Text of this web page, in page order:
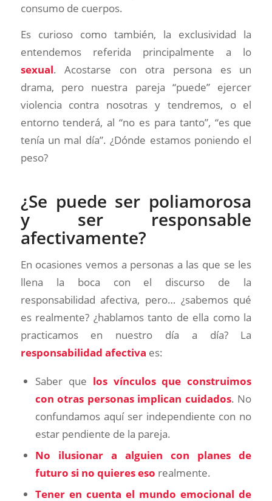
consumo de cuerpos.
Es curioso como también, la exclusividad la
entendemos referida principalmente a lo
sexual. Acostarse con otra persona es un
drama, pero nuestra pareja “puede” ejercer
violencia contra nosotras y tendremos, o el
entorno tenderá, al “no es para tanto”, “es que
tenía un mal día”. ¿Dónde estamos poniendo el
peso?
¿Se puede ser poliamorosa
y ser responsable
afectivamente?
En ocasiones vemos a personas a las que se les
llena la boca con el discurso de la
responsabilidad afectiva, pero… ¿sabemos qué
es realmente? ¿hablamos tanto de ella como la
practicamos en nuestro día a día? La
responsabilidad afectiva es:
Saber que los vínculos que construimos
con otras personas implican cuidados. No
confundamos aquí ser independiente con no
estar pendiente de la pareja.
No ilusionar a alguien con planes de
futuro si no quieres eso realmente.
Tener en cuenta el mundo emocional de